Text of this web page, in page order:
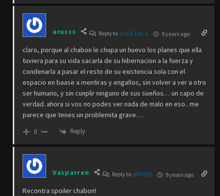
arusss Reply to LUCA LUCA 9 years ago
claro, porque al chabon le chupa un huevo los planes que ella
tuviera para su vida sacarla de su hibernacion a la fuerza y
condenarla a pasar el resto de su existencia sola con el
espacio en baase a mentiras y engaños, sin volver a ver a otro
ser humano, y sin cunplir ninguno de sus sueños… un capo de
verdad. ahora si vos no podes ver nada de malo en eso.. me
parece que tenes un problemita grave…
0 Reply
Vasparren Reply toARUSSS 9 years ago
Recontra spoiler chabon!